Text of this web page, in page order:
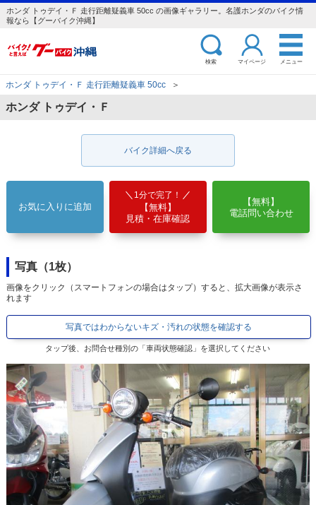
ホンダ トゥデイ・Ｆ 走行距離疑義車 50cc の画像ギャラリー。名護ホンダのバイク情
報なら【グーバイク沖縄】
検索 マイページ メニュー
ホンダ トゥデイ・Ｆ 走行距離疑義車 50cc ＞
ホンダ トゥデイ・Ｆ
バイク詳細へ戻る
お気に入りに追加
1分で完了！
【無料】
見積・在庫確認
【無料】
電話問い合わせ
写真（1枚）
画像をクリック（スマートフォンの場合はタップ）すると、拡大画像が表示さ
れます
写真ではわからないキズ・汚れの状態を確認する
タップ後、お問合せ種別の「車両状態確認」を選択してください